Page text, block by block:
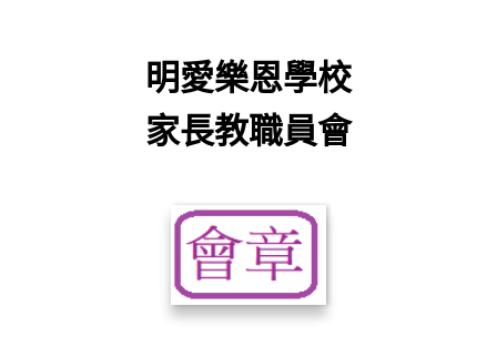
明愛樂恩學校
家長教職員會